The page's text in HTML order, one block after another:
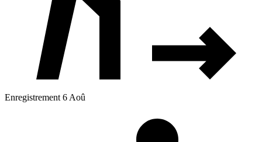
Enregistrement 6 Aoû